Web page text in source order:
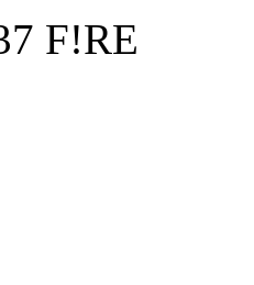
F!RE